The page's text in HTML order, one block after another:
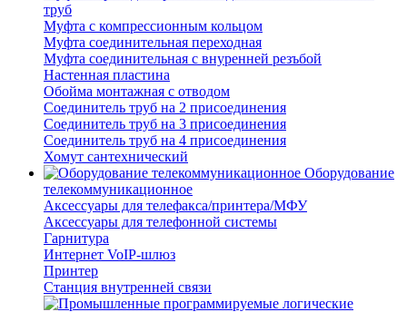
труб
Муфта с компрессионным кольцом
Муфта соединительная переходная
Муфта соединительная с внуренней резъбой
Настенная пластина
Обойма монтажная с отводом
Соединитель труб на 2 присоединения
Соединитель труб на 3 присоединения
Соединитель труб на 4 присоединения
Хомут сантехнический
Оборудование
телекоммуникационное
Аксессуары для телефакса/принтера/МФУ
Аксессуары для телефонной системы
Гарнитура
Интернет VoIP-шлюз
Принтер
Станция внутренней связи